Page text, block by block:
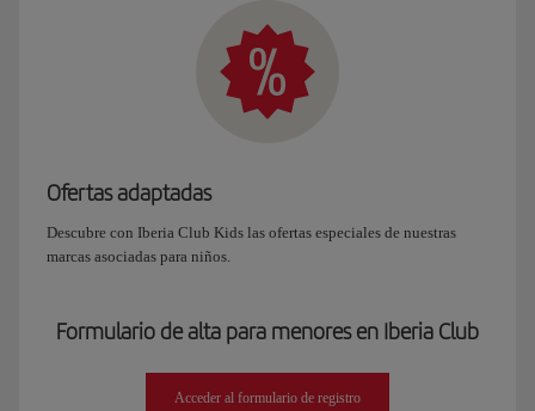
Ofertas adaptadas
Descubre con Iberia Club Kids las ofertas especiales de nuestras
marcas asociadas para niños.
Formulario de alta para menores en Iberia Club
Acceder al formulario de registro